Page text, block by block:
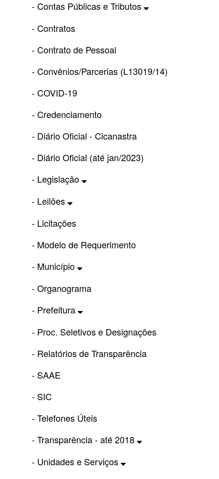
- Contas Públicas e Tributos
- Contratos
- Contrato de Pessoal
- Convênios/Parcerias (L13019/14)
- COVID-19
- Credenciamento
- Diário Oficial - Cicanastra
- Diário Oficial (até jan/2023)
- Legislação
- Leilões
- Licitações
- Modelo de Requerimento
- Município
- Organograma
- Prefeitura
- Proc. Seletivos e Designações
- Relatórios de Transparência
- SAAE
- SIC
- Telefones Úteis
- Transparência - até 2018
- Unidades e Serviços